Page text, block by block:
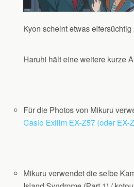
Kyon scheint etwas eifersüchtig
Haruhi hält eine weitere kurze
Für die Photos von Mikuru
Casio Exilim EX-Z57 (oder EX-
Mikuru verwendet die selbe